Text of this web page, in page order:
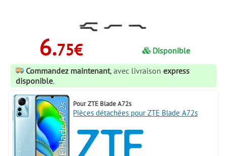
6.75€
Disponible
Commandez maintenant, avec livraison express
disponible.
Pour ZTE Blade A72s
Pièces détachées pour ZTE Blade A72s